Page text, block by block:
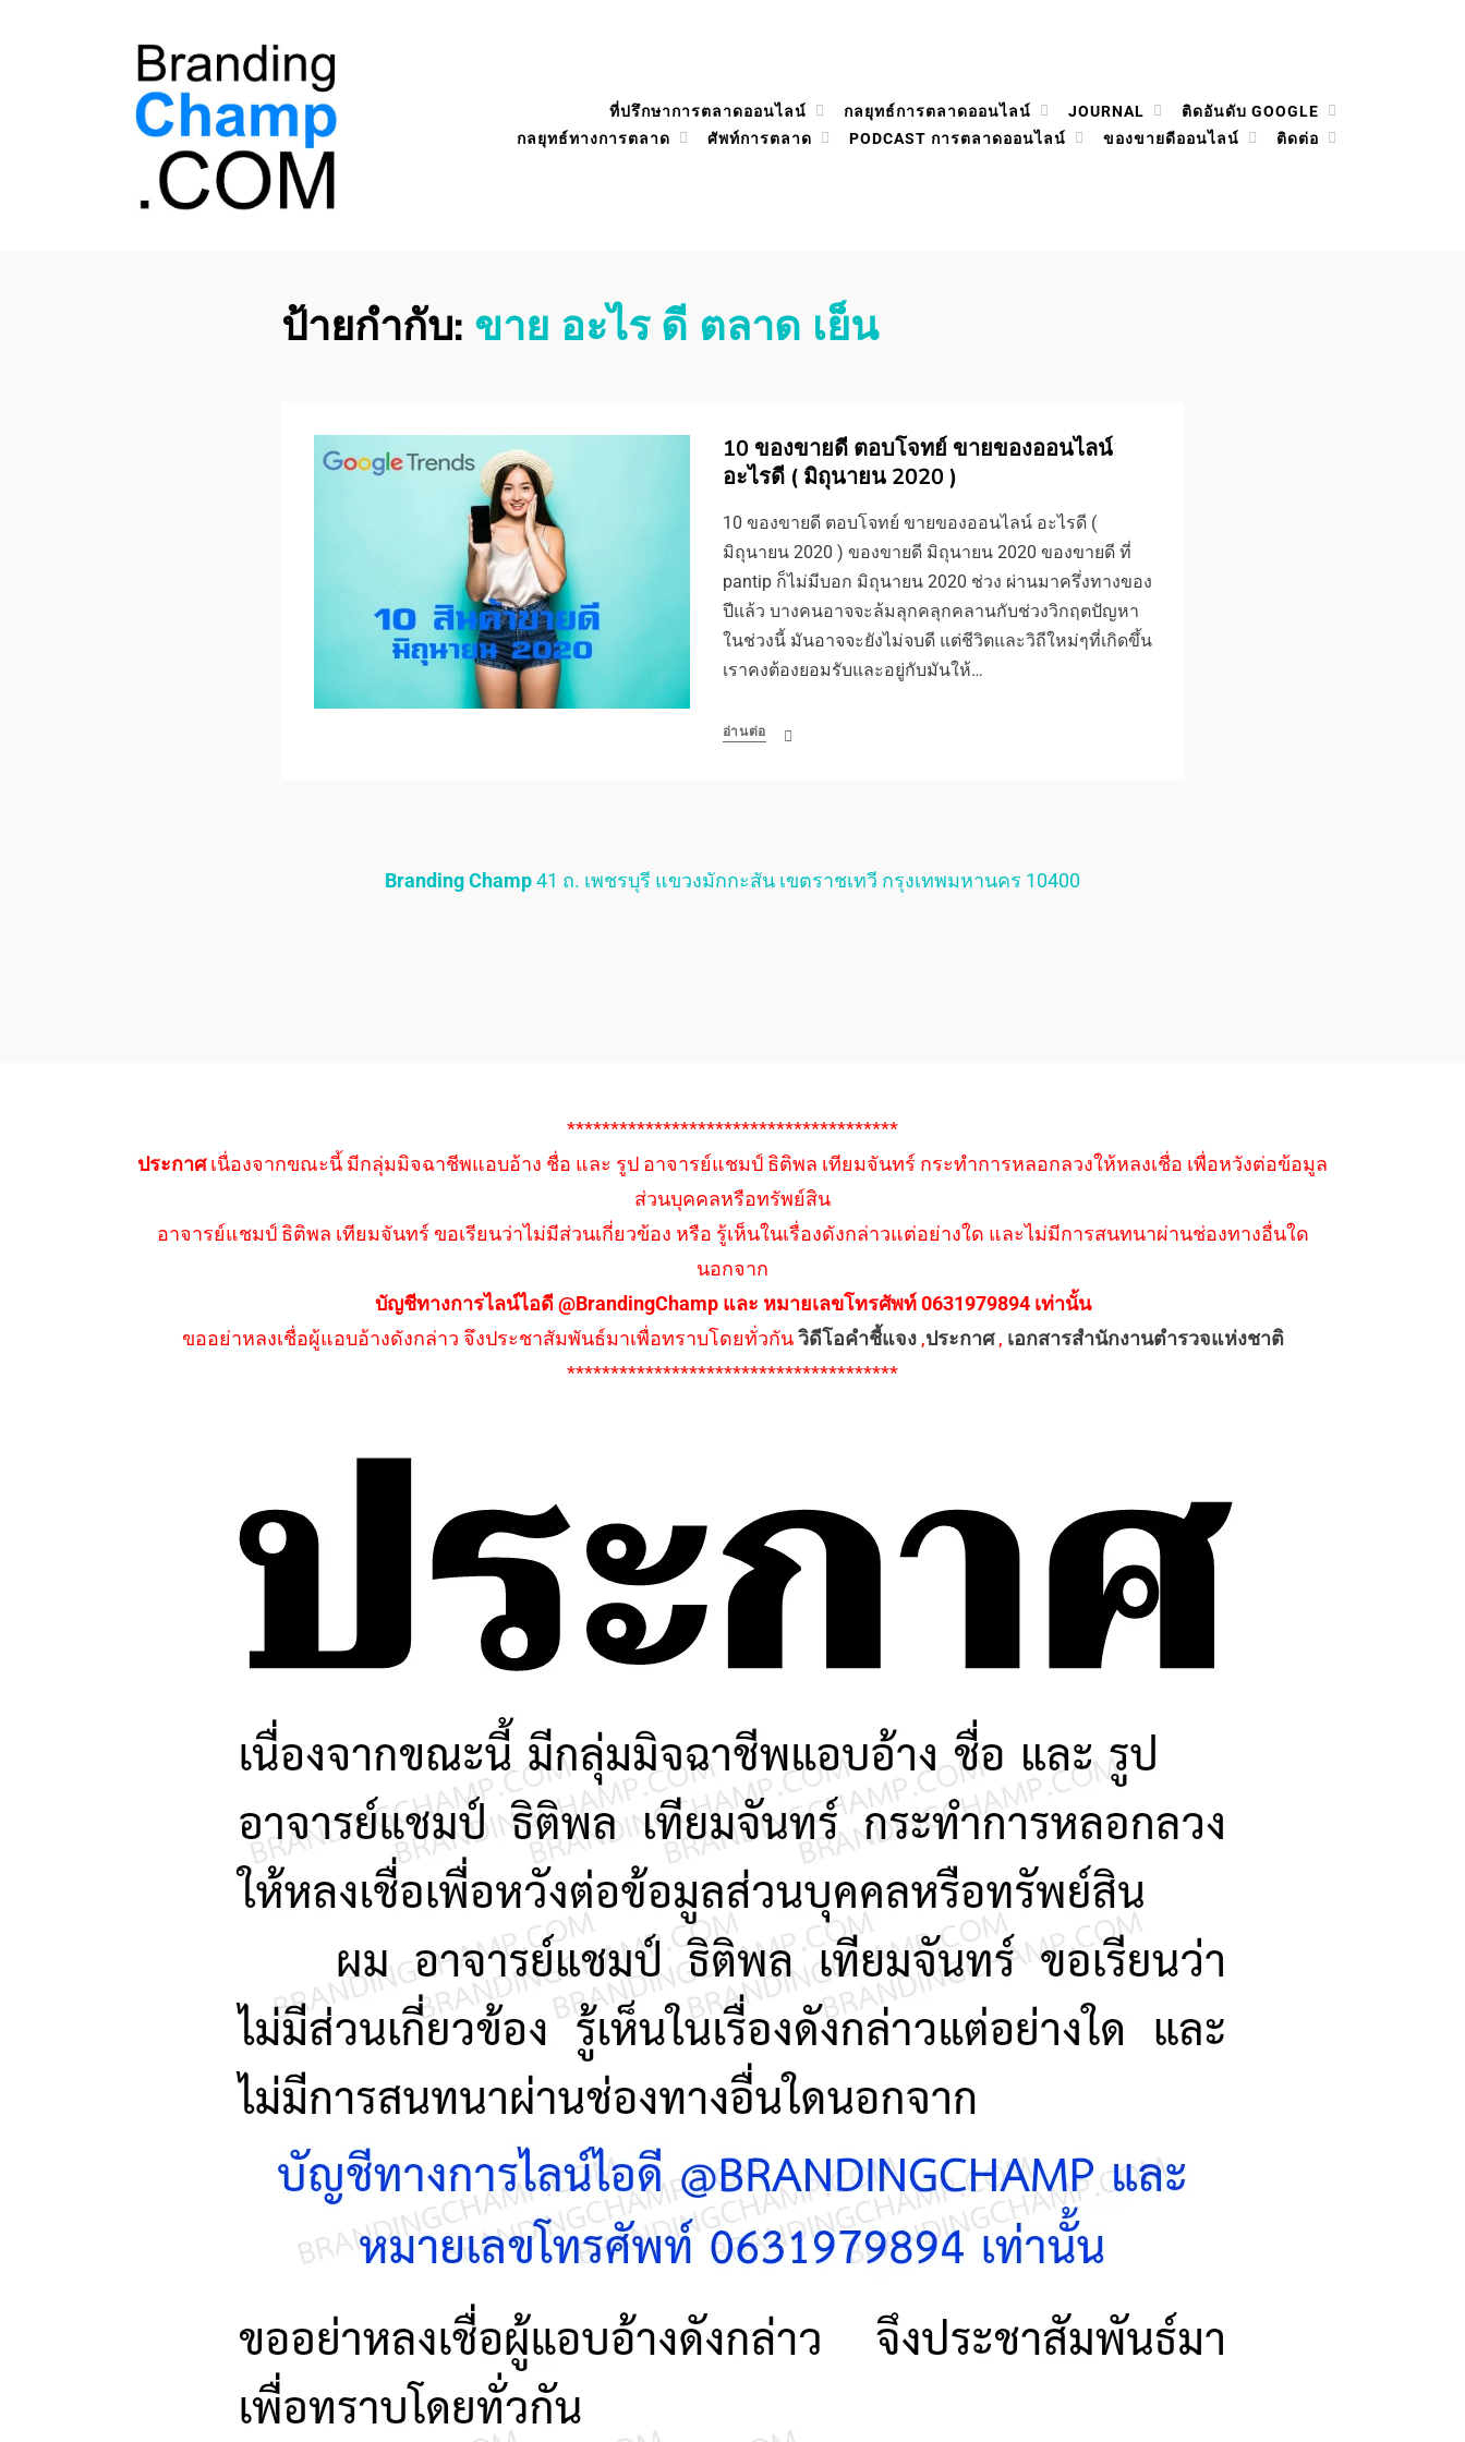
ที่ปรึกษาการตลาดออนไลน์ กลยุทธ์การตลาดออนไลน์ JOURNAL
ติดอันดับ GOOGLE
กลยุทธ์ทางการตลาด
ศัพท์การตลาด PODCAST การตลาดออนไลน์ ของขายดีออนไลน์ ติดต่อ
ป้ายกำกับ: ขาย อะไร ดี ตลาด เย็น
10 ของขายดี ตอบโจทย์ ขายของออนไลน์
อะไรดี ( มิถุนายน 2020 )
10 ของขายดี ตอบโจทย์ ขายของออนไลน์ อะไรดี (
มิถุนายน 2020 ) ของขายดี มิถุนายน 2020 ของขายดี ที่
pantip ก็ไม่มีบอก มิถุนายน 2020 ช่วง ผ่านมาครึ่งทางของ
ปีแล้ว บางคนอาจจะล้มลุกคลุกคลานกับช่วงวิกฤตปัญหา
ในช่วงนี้ มันอาจจะยังไม่จบดี แต่ชีวิตและวิถีใหม่ๆที่เกิดขึ้น
เราคงต้องยอมรับและอยู่กับมันให้…
อ่านต่อ
Branding Champ41 ถ. เพชรบุรี แขวงมักกะสัน เขตราชเทวี กรุงเทพมหานคร 10400
**************************************
ประกาศเนื่องจากขณะนี้ มีกลุ่มมิจฉาชีพแอบอ้าง ชื่อ และ รูป อาจารย์แชมป์ ธิติพล เทียมจันทร์ กระทำการหลอกลวงให้หลงเชื่อ เพื่อหวังต่อข้อมูล
ส่วนบุคคลหรือทรัพย์สิน
อาจารย์แชมป์ ธิติพล เทียมจันทร์ ขอเรียนว่าไม่มีส่วนเกี่ยวข้อง หรือ รู้เห็นในเรื่องดังกล่าวแต่อย่างใด และไม่มีการสนทนาผ่านช่องทางอื่นใด
นอกจาก
บัญชีทางการไลน์ไอดี @BrandingChamp และ หมายเลขโทรศัพท์ 0631979894 เท่านั้น
ขออย่าหลงเชื่อผู้แอบอ้างดังกล่าว จึงประชาสัมพันธ์มาเพื่อทราบโดยทั่วกันวิดีโอคำชี้แจง,ประกาศ, เอกสารสำนักงานตำรวจแห่งชาติ
**************************************